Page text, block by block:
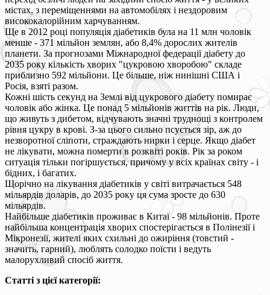
містах, з переміщеннями на автомобілях і нездоровим
висококалорійним харчуванням.
Ще в 2012 році популяція діабетиків була на 11 млн чоловік
менше - 371 мільйон землян, або 8,4% дорослих жителів
планети. За прогнозами Міжнародної федерації діабету до
2035 року кількість хворих "цукровою хворобою" складе
приблизно 592 мільйони. Це більше, ніж нинішні США і
Росія, взяті разом.
Кожні шість секунд на Землі від цукрового діабету помирає
чоловік або жінка. Це понад 5 мільйонів життів на рік. Люди,
що живуть з дибетом, відчувають значні труднощі з контролем
рівня цукру в крові. З-за цього сильно псується зір, аж до
незворотної сліпоти, страждають нирки і серце. Якщо діабет
не лікувати, можна померти в розквіті років. Рік за роком
ситуація тільки погіршується, причому у всіх країнах світу - і
бідних, і багатих.
Щорічно на лікування діабетиків у світі витрачається 548
мільярдів доларів, до 2035 року ця сума зросте до 630
мільярдів.
Найбільше діабетиків проживає в Китаї - 98 мільйонів. Проте
найбільша концентрація хворих спостерігається в Полінезії і
Мікронезії, жителі яких схильні до ожиріння (товстий -
значить, гарний), люблять солодко поїсти і ведуть
малорухливий спосіб життя.
Статті з цієї категорії: